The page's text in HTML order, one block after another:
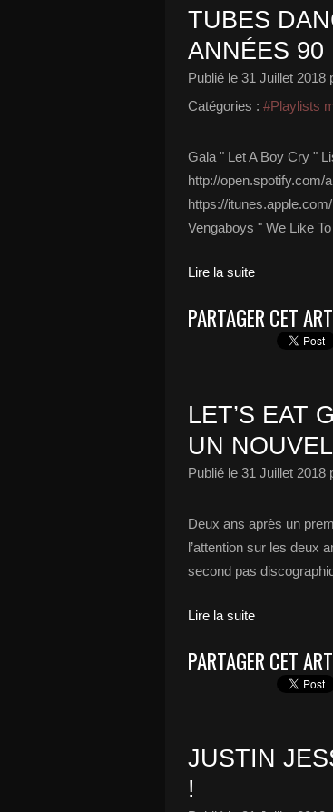
TUBES
ANNÉES 90
Publié le 31 Juillet 2018
Catégories : #Playlists
Gala " Let A Boy Cry "
http://open.spotify.com/
https://
Vengaboys " We Like
Lire la suite
PARTAGER CET
LET’S EAT
UN
Publié le 31 Juillet 2018
Deux ans après un
l’attention sur les deux
second pas
Lire la suite
PARTAGER CET
JUSTIN
!